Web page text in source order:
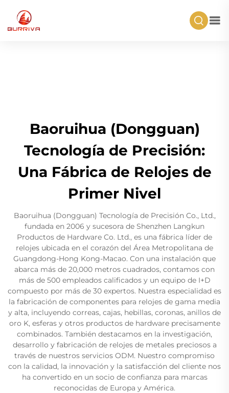
Baoruihua (Dongguan)
Tecnología de Precisión:
Una Fábrica de Relojes de
Primer Nivel
Baoruihua (Dongguan) Tecnología de Precisión Co., Ltd.,
fundada en 2006 y sucesora de Shenzhen Langkun
Productos de Hardware Co. Ltd., es una fábrica líder de
relojes ubicada en el corazón del Área Metropolitana de
Guangdong-Hong Kong-Macao. Con una instalación que
abarca más de 20,000 metros cuadrados, contamos con
más de 500 empleados calificados y un equipo de I+D
compuesto por más de 30 expertos. Nuestra especialidad es
la fabricación de componentes para relojes de gama media
y alta, incluyendo correas, cajas, hebillas, coronas, anillos de
oro K, esferas y otros productos de hardware precisamente
combinados. También destacamos en la investigación,
desarrollo y fabricación de relojes de metales preciosos a
través de nuestros servicios ODM. Nuestro compromiso
con la calidad, la innovación y la satisfacción del cliente nos
ha convertido en un socio de confianza para marcas
reconocidas de Europa y América.